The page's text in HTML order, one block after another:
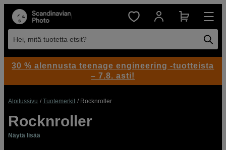
Hei, mitä tuotetta etsit?
Aloitussivu Tuotemerkit Rocknroller
Rocknroller
Näytä lisää
30 % alennusta teenage engineering -tuotteista
– 7.8. asti!